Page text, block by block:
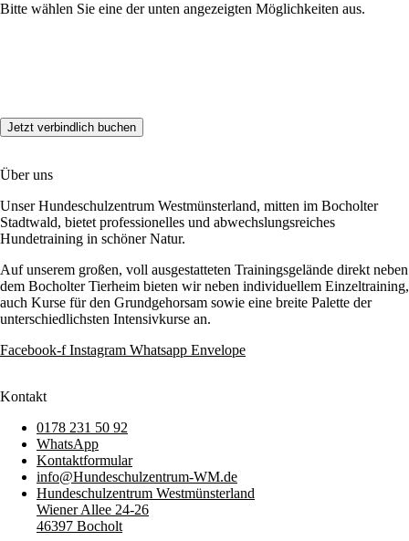
Bitte wählen Sie eine der unten angezeigten Möglichkeiten aus.
Über uns
Unser Hundeschulzentrum Westmünsterland, mitten im Bocholter
Stadtwald, bietet professionelles und abwechslungsreiches
Hundetraining in schöner Natur.
Auf unserem großen, voll ausgestatteten Trainingsgelände direkt neben
dem Bocholter Tierheim bieten wir neben individuellem Einzeltraining,
auch Kurse für den Grundgehorsam sowie eine breite Palette der
unterschiedlichsten Intensivkurse an.
Facebook-f Instagram Whatsapp Envelope
Kontakt
0178 231 50 92
WhatsApp
Kontaktformular
info@Hundeschulzentrum-WM.de
Hundeschulzentrum Westmünsterland
Wiener Allee 24-26
46397 Bocholt